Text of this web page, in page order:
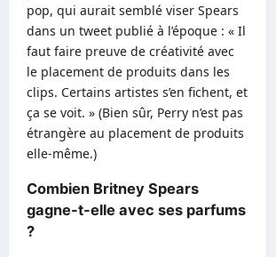
pop, qui aurait semblé viser Spears
dans un tweet publié à l’époque : « Il
faut faire preuve de créativité avec
le placement de produits dans les
clips. Certains artistes s’en fichent, et
ça se voit. » (Bien sûr, Perry n’est pas
étrangère au placement de produits
elle-même.)
Combien Britney Spears
gagne-t-elle avec ses parfums
?